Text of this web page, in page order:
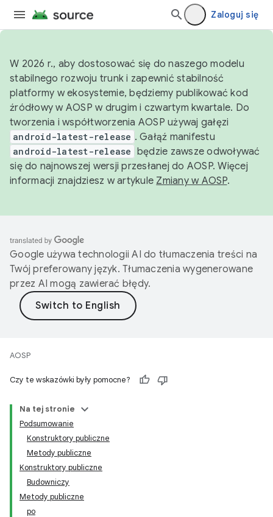
Zaloguj się
W 2026 r., aby dostosować się do naszego modelu
stabilnego rozwoju trunk i zapewnić stabilność
platformy w ekosystemie, będziemy publikować kod
źródłowy w AOSP w drugim i czwartym kwartale. Do
tworzenia i współtworzenia AOSP używaj gałęzi
android-latest-release . Gałąź manifestu
android-latest-release będzie zawsze odwoływać
się do najnowszej wersji przesłanej do AOSP. Więcej
informacji znajdziesz w artykule Zmiany w AOSP.
Google używa technologii AI do tłumaczenia treści na
Twój preferowany język. Tłumaczenia wygenerowane
przez AI mogą zawierać błędy.
AOSP
Czy te wskazówki były pomocne?
Na tej stronie
Podsumowanie
Konstruktory publiczne
Metody publiczne
Konstruktory publiczne
Budowniczy
Metody publiczne
po